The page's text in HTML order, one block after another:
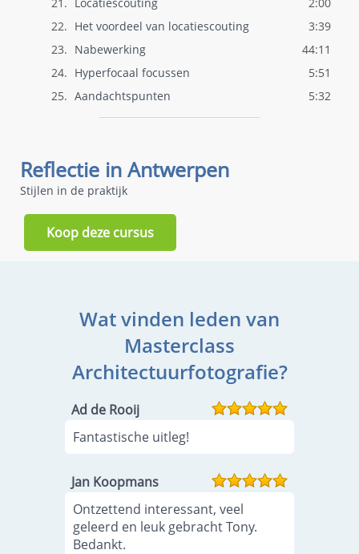
22. Het voordeel van locatiescouting
3:39
23. Nabewerking
44:11
24. Hyperfocaal focussen
5:51
25. Aandachtspunten 5:32
Reflectie in Antwerpen
Stijlen in de praktijk
Koop deze cursus
Wat vinden leden van
Masterclass
Architectuurfotografie?
Ad de Rooij
Fantastische uitleg!
Jan Koopmans
Ontzettend interessant, veel
geleerd en leuk gebracht Tony.
Bedankt.